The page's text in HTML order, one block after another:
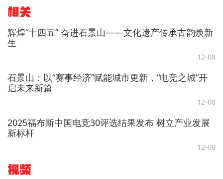
相关
辉煌“十四五” 奋进石景山——文化遗产传承古韵焕新
生
12-08
石景山：以“赛事经济”赋能城市更新，“电竞之城”开
启未来新篇
12-08
2025福布斯中国电竞30评选结果发布 树立产业发展
新标杆
12-08
视频